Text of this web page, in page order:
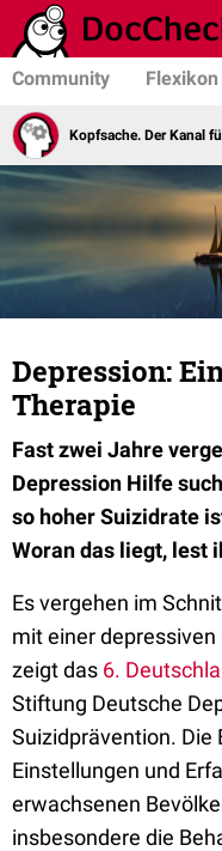
Community Flexikon
Kopfsache. Der Kanal
Depression:
Therapie
Fast zwei Jahre
Depression Hilfe
so hoher Suizidrate
Woran das liegt, lest
Es vergehen im
mit einer
zeigt das 6.
Stiftung Deutsche
Suizidprävention. Die
Einstellungen und
erwachsenen
insbesondere die